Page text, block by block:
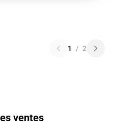
1 / 2
ventes